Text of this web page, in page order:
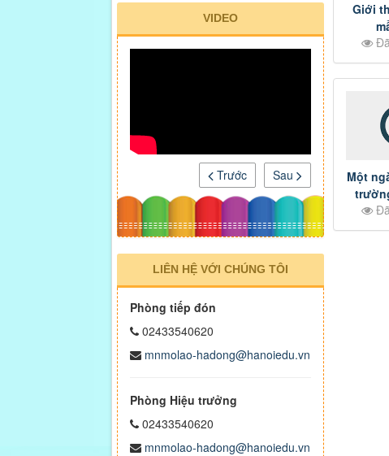
Giới
Một
Đã
VIDEO
Sau
Trước
LIÊN HỆ VỚI CHÚNG TÔI
Phòng tiếp đón
02433540620
mnmolao-hadong@hanoiedu.vn
Phòng Hiệu trưởng
02433540620
mnmolao-hadong@hanoiedu.vn